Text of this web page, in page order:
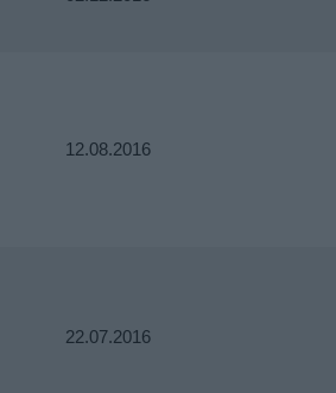
12.08.2016
22.07.2016